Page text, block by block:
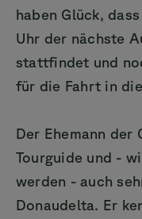
haben Glück,
Uhr der nächste
stattfindet und
für die Fahrt in
Der Ehemann
Tourguide und -
werden - auch
Donaudelta. Er